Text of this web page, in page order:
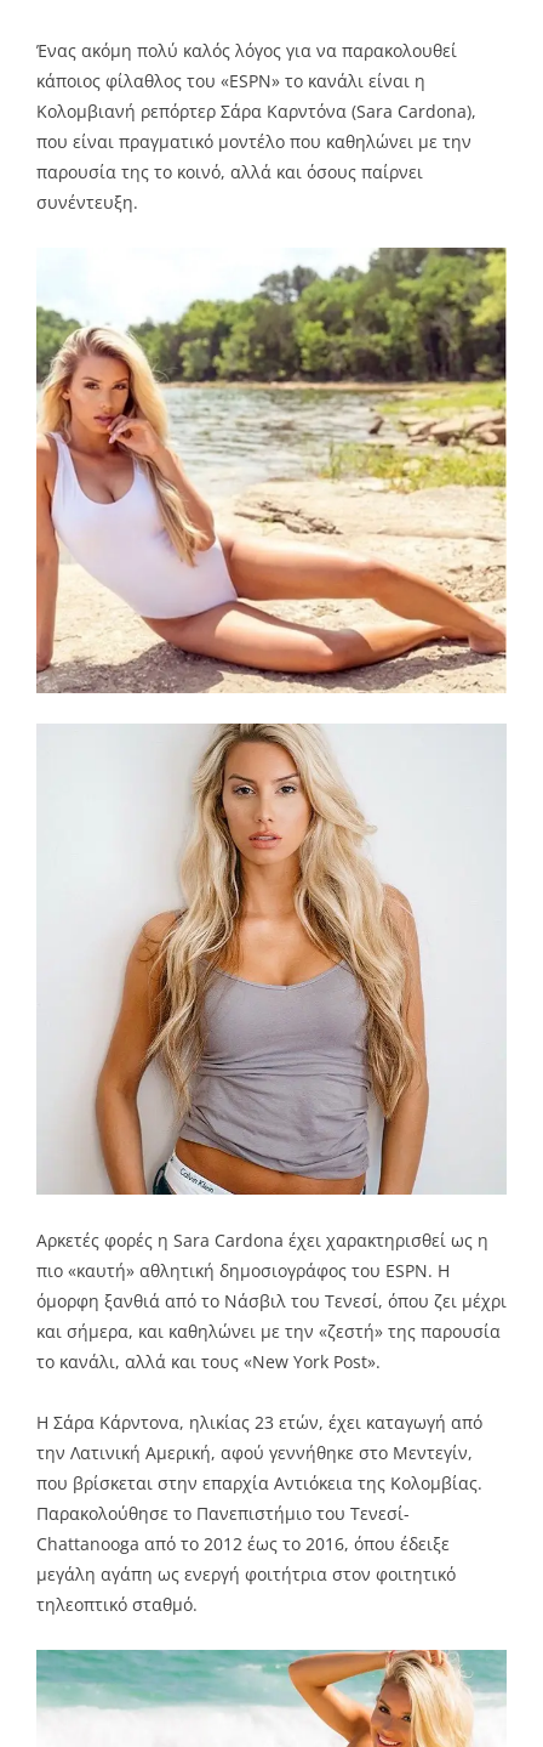
Ένας ακόμη πολύ καλός λόγος για να παρακολουθεί
κάποιος φίλαθλος του «ESPN» το κανάλι είναι η
Κολομβιανή ρεπόρτερ Σάρα Καρντόνα (Sara Cardona),
που είναι πραγματικό μοντέλο που καθηλώνει με την
παρουσία της το κοινό, αλλά και όσους παίρνει
συνέντευξη.
Αρκετές φορές η Sara Cardona έχει χαρακτηρισθεί ως η
πιο «καυτή» αθλητική δημοσιογράφος του ESPN. Η
όμορφη ξανθιά από το Νάσβιλ του Τενεσί, όπου ζει μέχρι
και σήμερα, και καθηλώνει με την «ζεστή» της παρουσία
το κανάλι, αλλά και τους «New York Post».
Η Σάρα Κάρντονα, ηλικίας 23 ετών, έχει καταγωγή από
την Λατινική Αμερική, αφού γεννήθηκε στο Μεντεγίν,
που βρίσκεται στην επαρχία Αντιόκεια της Κολομβίας.
Παρακολούθησε το Πανεπιστήμιο του Τενεσί-
Chattanooga από το 2012 έως το 2016, όπου έδειξε
μεγάλη αγάπη ως ενεργή φοιτήτρια στον φοιτητικό
τηλεοπτικό σταθμό.